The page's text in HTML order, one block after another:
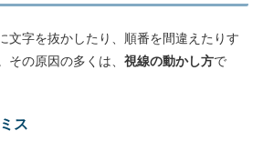
文字を抜かしたり、順番を間違えたりす
その原因の多くは、 視線の動かし方で
ス